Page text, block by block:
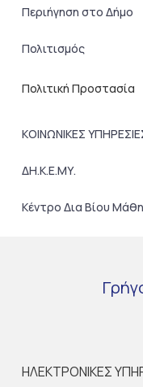
Περιήγηση στο Δήμο
Πολιτισμός
Πολιτική Προστασία
ΚΟΙΝΩΝΙΚΕΣ
ΔΗ.Κ.Ε.ΜΥ.
Κέντρο Δια Βίου
ΗΛΕΚΤΡΟΝΙΚΕΣ